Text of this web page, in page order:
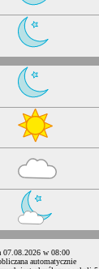
07.08.2026 w 08:00
automatycznie